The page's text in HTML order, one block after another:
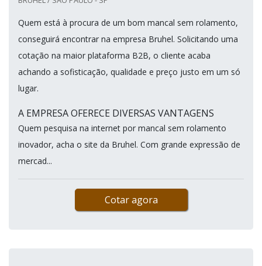
Quem está à procura de um bom mancal sem rolamento,
conseguirá encontrar na empresa Bruhel. Solicitando uma
cotação na maior plataforma B2B, o cliente acaba
achando a sofisticação, qualidade e preço justo em um só
lugar.
A EMPRESA OFERECE DIVERSAS VANTAGENS
Quem pesquisa na internet por mancal sem rolamento
inovador, acha o site da Bruhel. Com grande expressão de
mercad...
Cotar agora